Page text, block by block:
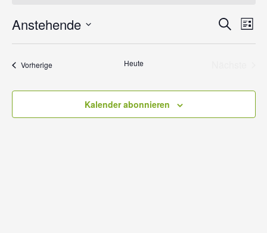
Suche
SucheListe
Anstehende
VorherigeVeranstaltungen Heute
Kalender abonnieren